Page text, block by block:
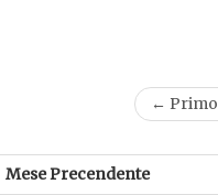
← Primo
Mese Precendente